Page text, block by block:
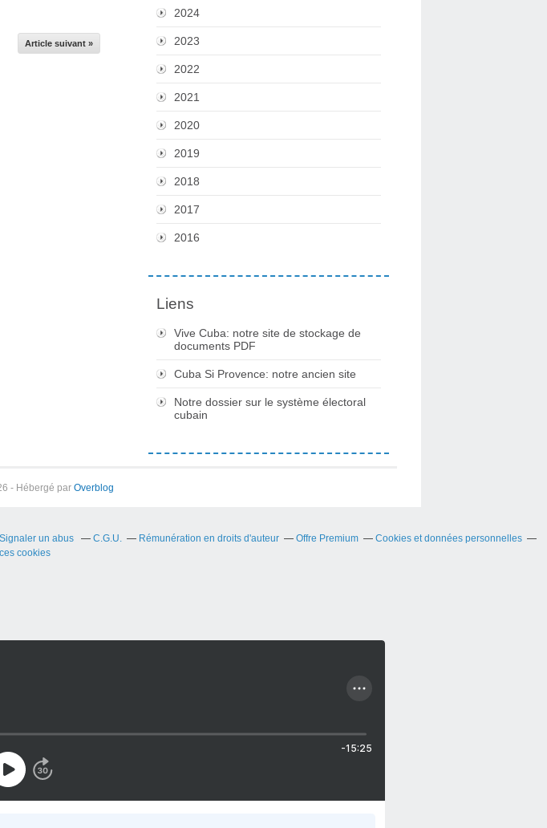
Article suivant »
2024
2023
2022
2021
2020
2019
2018
2017
2016
Liens
Vive Cuba: notre site de stockage de
documents PDF
Cuba Si Provence: notre ancien site
Notre dossier sur le système électoral
cubain
- Hébergé par Overblog
Signaler un abus C.G.U. Rémunération en droits d'auteur Offre Premium
Cookies et données personnelles
cookies
-15:25